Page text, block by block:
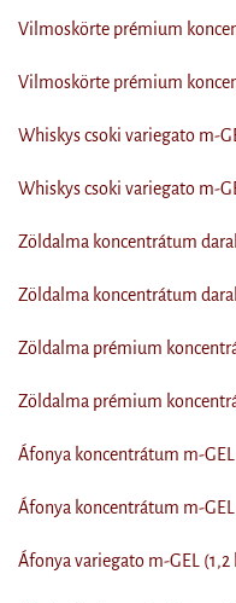
Vilmoskörte prémium
Vilmoskörte prémium
Whiskys csoki variegato m-
Whiskys csoki variegato m-
Zöldalma koncentrátum
Zöldalma koncentrátum
Zöldalma prémium
Zöldalma prémium
Áfonya koncentrátum m-GEL
Áfonya koncentrátum m-
Áfonya variegato m-GEL (1,2